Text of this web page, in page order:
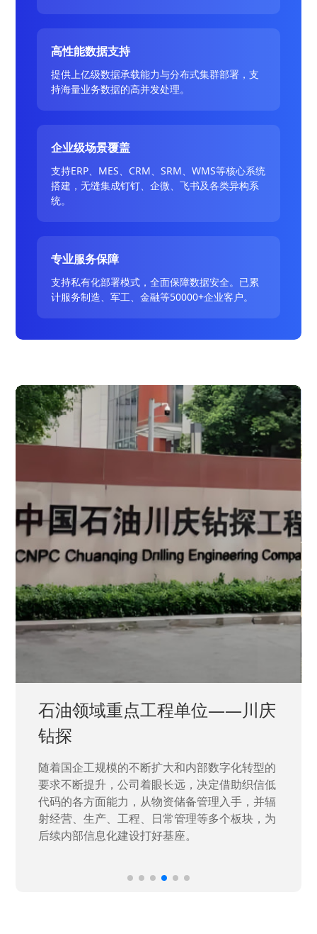
高性能数据支持
提供上亿级数据承载能力与分布式集群部署，支
持海量业务数据的高并发处理。
企业级场景覆盖
支持ERP、MES、CRM、SRM、WMS等核心系统
搭建，无缝集成钉钉、企微、飞书及各类异构系
统。
专业服务保障
支持私有化部署模式，全面保障数据安全。已累
计服务制造、军工、金融等50000+企业客户。
石油领域重点工程单位——川庆
钻探
随着国企工规模的不断扩大和内部数字化转型的
要求不断提升，公司着眼长远，决定借助织信低
代码的各方面能力，从物资储备管理入手，并辐
射经营、生产、工程、日常管理等多个板块，为
后续内部信息化建设打好基座。